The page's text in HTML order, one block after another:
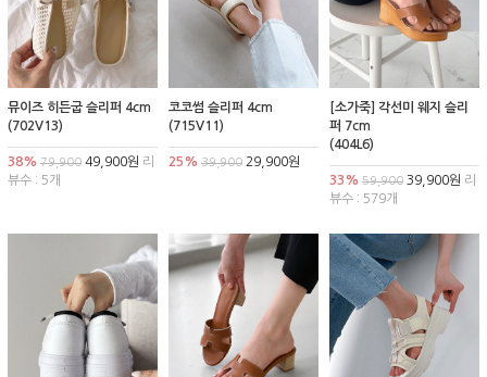
뮤이즈 히든굽 슬리퍼 4cm
(702V13)
38% 79,900 49,900원 리
뷰수 : 5개
코코썸 슬리퍼 4cm
(715V11)
25% 39,90029,900원
[소가죽] 각선미 웨지 슬리
퍼 7cm
(404L6)
33% 59,90039,900원 리
뷰수 : 579개